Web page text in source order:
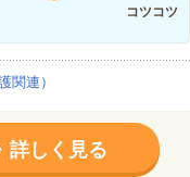
コツコツ
連）
詳しく見る